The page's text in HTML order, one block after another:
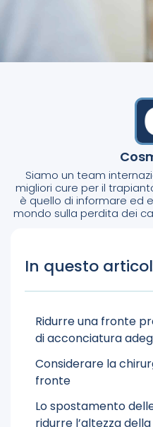
Siamo un team
migliori cure per il
è quello di informare ed
mondo sulla perdita dei
In questo
Ridurre una fronte
di acconciatura
Considerare la
fronte
Lo spostamento
ridurre l’altezza